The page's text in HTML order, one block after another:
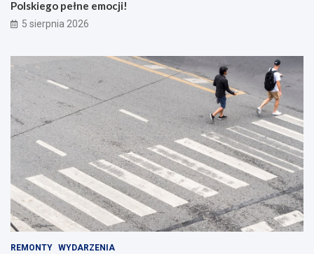
Polskiego pełne emocji!
5 sierpnia 2026
REMONTY WYDARZENIA